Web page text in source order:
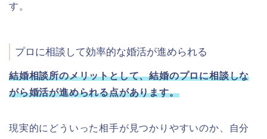
す。
プロに相談して効率的な婚活が進められる
結婚相談所のメリットとして、結婚のプロに相談しな
がら婚活が進められる点があります。
現実的にどういった相手が見つかりやすいのか、自分